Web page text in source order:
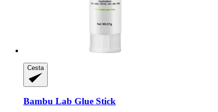
Cesta
Bambu Lab Glue Stick